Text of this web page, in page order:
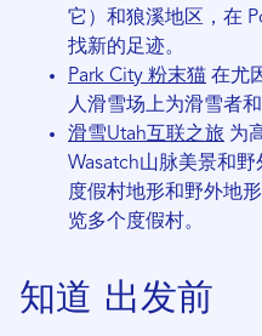
它）和狼溪地区，在
找新的足迹。
Park City 粉末猫 在尤
人滑雪场上为滑雪者
滑雪Utah互联之旅 为
Wasatch山脉美景和
度假村地形和野外地
览多个度假村。
知道 出发前